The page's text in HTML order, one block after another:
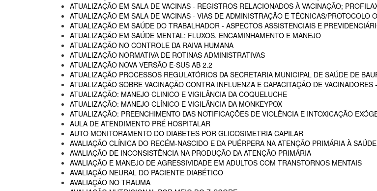
ATUALIZAÇÃO EM SALA DE VACINAS - REGISTROS RELACIONADOS À VACINAÇÃO;
ATUALIZAÇÃO EM SALA DE VACINAS - VIAS DE ADMINISTRAÇÃO E TÉCNICAS/PROTOCOLO
ATUALIZAÇÃO EM SAÚDE DO TRABALHADOR - ASPECTOS ASSISTENCIAIS E
ATUALIZAÇÃO EM SAÚDE MENTAL: FLUXOS, ENCAMINHAMENTO E MANEJO
ATUALIZAÇÃO NO CONTROLE DA RAIVA HUMANA
ATUALIZAÇÃO NORMATIVA DE ROTINAS ADMINISTRATIVAS
ATUALIZAÇÃO NOVA VERSÃO E-SUS AB 2.2
ATUALIZAÇÃO PROCESSOS REGULATÓRIOS DA SECRETARIA MUNICIPAL DE SAÚDE DE
ATUALIZAÇÃO SOBRE VACINAÇÃO CONTRA INFLUENZA E CAPACITAÇÃO DE VACINADORES
ATUALIZAÇÃO: MANEJO CLINICO E VIGILÂNCIA DA COQUELUCHE
ATUALIZAÇÃO: MANEJO CLÍNICO E VIGILÂNCIA DA MONKEYPOX
ATUALIZAÇÃO: PREENCHIMENTO DAS NOTIFICAÇÕES DE VIOLÊNCIA E INTOXICAÇÃO
AULA DE ATENDIMENTO PRÉ HOSPITALAR
AUTO MONITORAMENTO DO DIABETES POR GLICOSIMETRIA CAPILAR
AVALIAÇÃO CLÍNICA DO RECÉM-NASCIDO E DA PUÉRPERA NA ATENÇÃO PRIMÁRIA À
AVALIAÇÃO DE INCONSISTÊNCIA NA PRODUÇÃO DA ATENÇÃO PRIMÁRIA
AVALIAÇÃO E MANEJO DE AGRESSIVIDADE EM ADULTOS COM TRANSTORNOS MENTAIS
AVALIAÇÃO NEURAL DO PACIENTE DIABÉTICO
AVALIAÇÃO NO TRAUMA